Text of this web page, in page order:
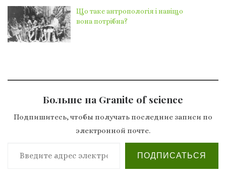
Що таке антропологія і навіщо
вона потрібна?
Больше на Granite of science
Подпишитесь, чтобы получать последние записи по
электронной почте.
Введите адрес электронной почты…
ПОДПИСАТЬСЯ